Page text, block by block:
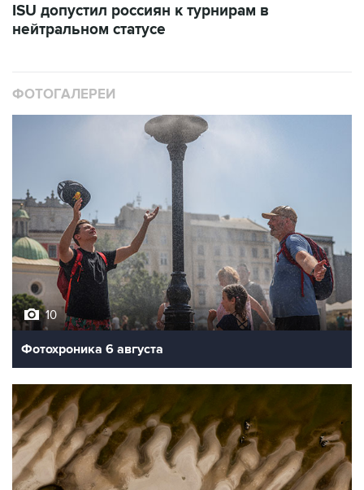
ISU допустил россиян к турнирам в
нейтральном статусе
ФОТОГАЛЕРЕИ
10
Фотохроника 6 августа